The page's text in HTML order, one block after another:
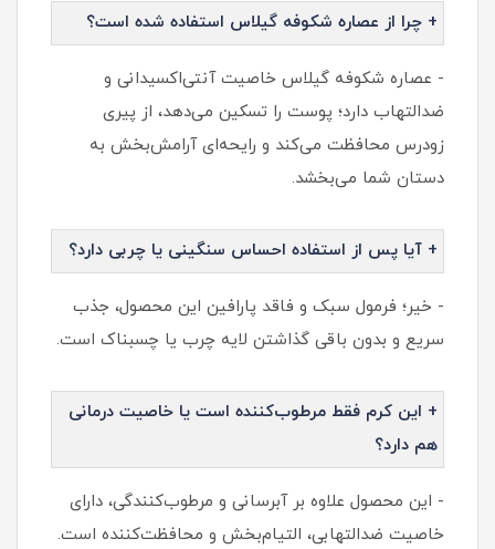
+ چرا از عصاره شکوفه گیلاس استفاده شده است؟
- عصاره شکوفه گیلاس خاصیت آنتی‌اکسیدانی و
ضدالتهاب دارد؛ پوست را تسکین می‌دهد، از پیری
زودرس محافظت می‌کند و رایحه‌ای آرامش‌بخش به
دستان شما می‌بخشد.
+ آیا پس از استفاده احساس سنگینی یا چربی دارد؟
- خیر؛ فرمول سبک و فاقد پارافین این محصول، جذب
سریع و بدون باقی گذاشتن لایه چرب یا چسبناک است.
+ این کرم فقط مرطوب‌کننده است یا خاصیت درمانی
هم دارد؟
- این محصول علاوه بر آبرسانی و مرطوب‌کنندگی، دارای
خاصیت ضدالتهابی، التیام‌بخش و محافظت‌کننده است.